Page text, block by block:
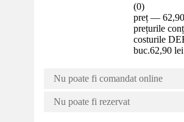
(0)
preț —
prețurile
costurile
buc.62,90 lei
Nu poate fi comandat online
Nu poate fi rezervat